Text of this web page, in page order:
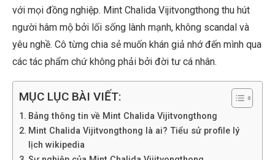
với mọi đồng nghiệp. Mint Chalida Vijitvongthong thu hút
người hâm mộ bởi lối sống lành mạnh, không scandal và
yêu nghề. Cô từng chia sẻ muốn khán giả nhớ đến mình qua
các tác phẩm chứ không phải bởi đời tư cá nhân.
MỤC LỤC BÀI VIẾT:
Bảng thông tin về Mint Chalida Vijitvongthong
Mint Chalida Vijitvongthong là ai? Tiểu sử profile lý
lịch wikipedia